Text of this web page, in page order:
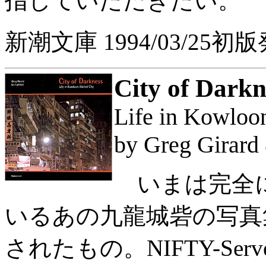
新潮文庫 1994/03/25初
City of
Life in
by Greg
いまは完全
いるあの九龍城砦の写
されたもの。NIFTY-